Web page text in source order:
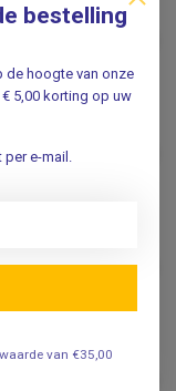
€199,00
€17,50
bestelling
de hoogte van onze
5,00 korting op uw
e-mail.
van €35,00